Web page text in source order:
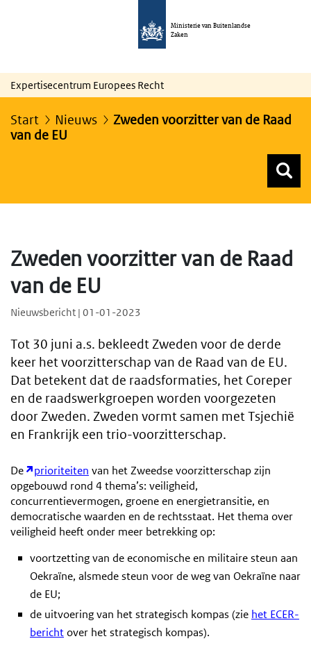
Ministerie van Buitenlandse
Zaken
Expertisecentrum Europees Recht
Start Nieuws
Zweden voorzitter van de Raad
van de EU
Zweden voorzitter van de Raad
van de EU
Nieuwsbericht | 01-01-2023
Tot 30 juni a.s. bekleedt Zweden voor de derde
keer het voorzitterschap van de Raad van de EU.
Dat betekent dat de raadsformaties, het Coreper
en de raadswerkgroepen worden voorgezeten
door Zweden. Zweden vormt samen met Tsjechië
en Frankrijk een trio-voorzitterschap.
De prioriteiten van het Zweedse voorzitterschap zijn
opgebouwd rond 4 thema’s: veiligheid,
concurrentievermogen, groene en energietransitie, en
democratische waarden en de rechtsstaat. Het thema over
veiligheid heeft onder meer betrekking op:
voortzetting van de economische en militaire steun aan
Oekraïne, alsmede steun voor de weg van Oekraïne naar
de EU;
de uitvoering van het strategisch kompas (zie het ECER-
berichtover het strategisch kompas).